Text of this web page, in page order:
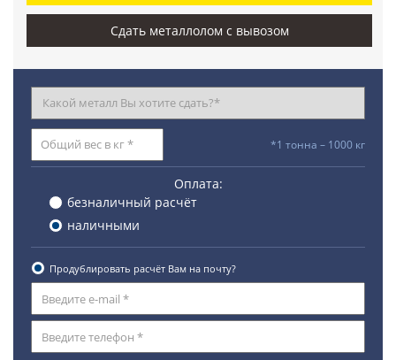
Сдать металлолом с вывозом
*1 тонна – 1000 кг
Оплата:
безналичный расчёт
наличными
Продублировать расчёт Вам на почту?